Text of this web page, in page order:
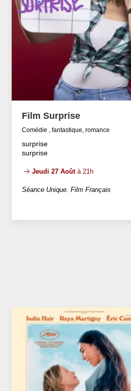
Film Surprise
Comédie , fantastique, romance
surprise
surprise
Jeudi 27 Aoûtà 21h
Séance Unique. Film Français